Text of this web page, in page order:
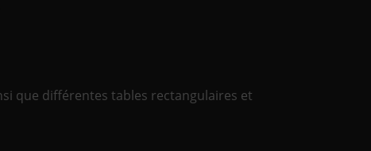
que différentes tables rectangulaires et